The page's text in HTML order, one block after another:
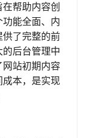
帮助内容创
能全面、内
了完整的前
后台管理中
站初期内容
本，是实现